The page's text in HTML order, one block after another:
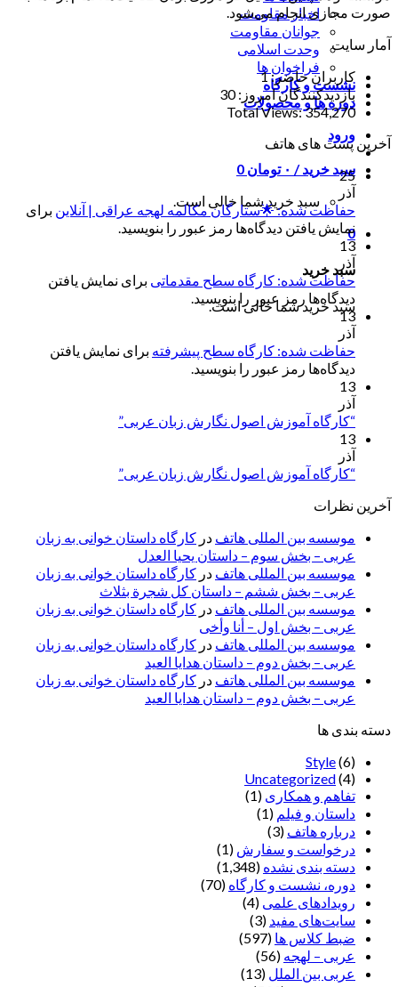
اخبار مقاومت
جوانان مقاومت
وحدت اسلامی
فراخوان ها
نشست و کارگاه
دوره ها و محصولات
ورود
سبد خرید / ۰ تومان 0
سبد خرید شما خالی است.
0
سبد خرید
سبد خرید شما خالی است.
صورت مجازی انجام می‌شود.
آمار سایت
کاربران حاضر:1
بازدیدکنندگان امروز:30
Total Views:354,270
آخرین پست های هاتف
25
آذر
حفاظت شده: 🌟ستارگان مکالمه لهجه عراقی | آنلاین برای
نمایش یافتن دیدگاه‌ها رمز عبور را بنویسید.
13
آذر
حفاظت شده: کارگاه سطح مقدماتی برای نمایش یافتن
دیدگاه‌ها رمز عبور را بنویسید.
13
آذر
حفاظت شده: کارگاه سطح پیشرفته برای نمایش یافتن
دیدگاه‌ها رمز عبور را بنویسید.
13
آذر
“کارگاه آموزش اصول نگارش زبان عربی”
13
آذر
“کارگاه آموزش اصول نگارش زبان عربی”
آخرین نظرات
موسسه بین المللی هاتف در کارگاه داستان خوانی به زبان
عربی – بخش سوم – داستان یحیا العدل
موسسه بین المللی هاتف در کارگاه داستان خوانی به زبان
عربی – بخش ششم – داستان کل شجرة بثلاث
موسسه بین المللی هاتف در کارگاه داستان خوانی به زبان
عربی – بخش اول – أنا وأخی
موسسه بین المللی هاتف در کارگاه داستان خوانی به زبان
عربی – بخش دوم – داستان هدایا العید
موسسه بین المللی هاتف در کارگاه داستان خوانی به زبان
عربی – بخش دوم – داستان هدایا العید
دسته بندی ها
Style(6)
Uncategorized(4)
تفاهم و همکاری (1)
داستان و فیلم (1)
درباره هاتف (3)
درخواست و سفارش (1)
دسته بندی نشده (1,348)
دوره، نشست و کارگاه (70)
رویدادهای علمی (4)
سایت‌های مفید (3)
ضبط کلاس ها (597)
عربی – لهجه (56)
عربی بین الملل (13)